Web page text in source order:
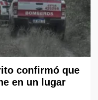
confirmó que
en un lugar